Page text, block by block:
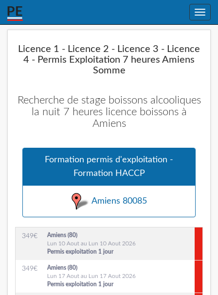
Toggle
Licence 1 - Licence 2 - Licence 3 - Licence
4 - Permis Exploitation 7 heures Amiens
Somme
Recherche de stage boissons alcooliques
la nuit 7 heures licence boissons à
Amiens
Formation permis d'exploitation -
Formation HACCP
Amiens 80085
349€
Amiens (80)
Lun 10 Aout au Lun 10 Aout 2026
Permis exploitation 1 jour
349€
Amiens (80)
Lun 17 Aout au Lun 17 Aout 2026
Permis exploitation 1 jour